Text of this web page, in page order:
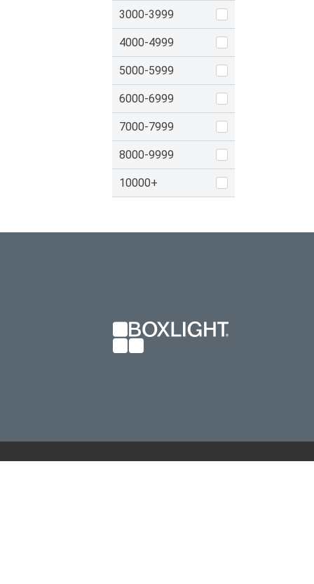
3000-3999
4000-4999
5000-5999
6000-6999
7000-7999
8000-9999
10000+